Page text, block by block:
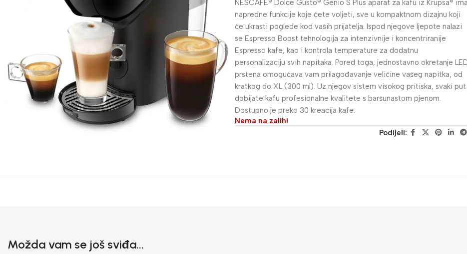
NESCAFÉ® Dolce Gusto® Genio S Plus aparat za kafu iz Krupsa® ima
napredne funkcije koje ćete voljeti, sve u kompaktnom dizajnu koji
će ukrasti poglede kod vaših prijatelja. Ispod njegove ljepote nalazi
se Espresso Boost tehnologija za intenzivnije i koncentriranije
Espresso kafe, kao i kontrola temperature za dodatnu
personalizaciju svih napitaka. Pored toga, jednostavno okretanje
prstena omogućava vam prilagođavanje veličine vašeg napitka, od
kratkog do XL (300 ml). Uz njegov sistem visokog pritiska, svaki put
dobijate kafu profesionalne kvalitete s baršunastom pjenom.
Dostupno je preko 30 kreacija kafe.
Nema na zalihi
Podijeli:
Možda vam se još sviđa...